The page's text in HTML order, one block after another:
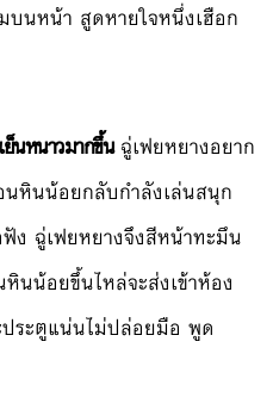
บนหน้า สูดหายใจหนึ่งเฮือก
นหนาวมากขึ้นฉู่เฟยหยางอยาก
หินน้อยกลับกำลังเล่นสนุก
ง ฉู่เฟยหยางจึงสีหน้าทะมึน
น้อยขึ้นไหล่จะส่งเข้าห้อง
ระตูแน่นไม่ปล่อยมือ พูด